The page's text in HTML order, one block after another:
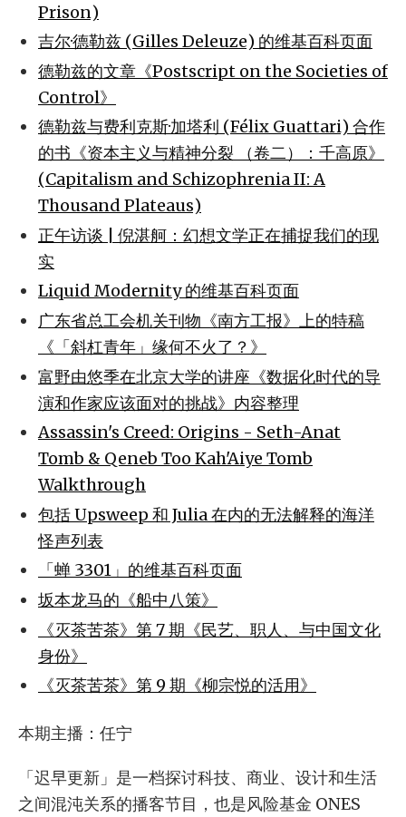
Prison)
吉尔·德勒兹 (Gilles Deleuze) 的维基百科页面
德勒兹的文章《Postscript on the Societies of
Control》
德勒兹与费利克斯·加塔利 (Félix Guattari) 合作
的书《资本主义与精神分裂 （卷二）：千高原》
(Capitalism and Schizophrenia II: A
Thousand Plateaus)
正午访谈 | 倪湛舸：幻想文学正在捕捉我们的现
实
Liquid Modernity 的维基百科页面
广东省总工会机关刊物《南方工报》上的特稿
《「斜杠青年」缘何不火了？》
富野由悠季在北京大学的讲座《数据化时代的导
演和作家应该面对的挑战》内容整理
Assassin's Creed: Origins - Seth-Anat
Tomb & Qeneb Too Kah'Aiye Tomb
Walkthrough
包括 Upsweep 和 Julia 在内的无法解释的海洋
怪声列表
「蝉 3301」的维基百科页面
坂本龙马的《船中八策》
《灭茶苦茶》第 7 期《民艺、职人、与中国文化
身份》
《灭茶苦茶》第 9 期《柳宗悦的活用》
本期主播：任宁
「迟早更新」是一档探讨科技、商业、设计和生活
之间混沌关系的播客节目，也是风险基金 ONES